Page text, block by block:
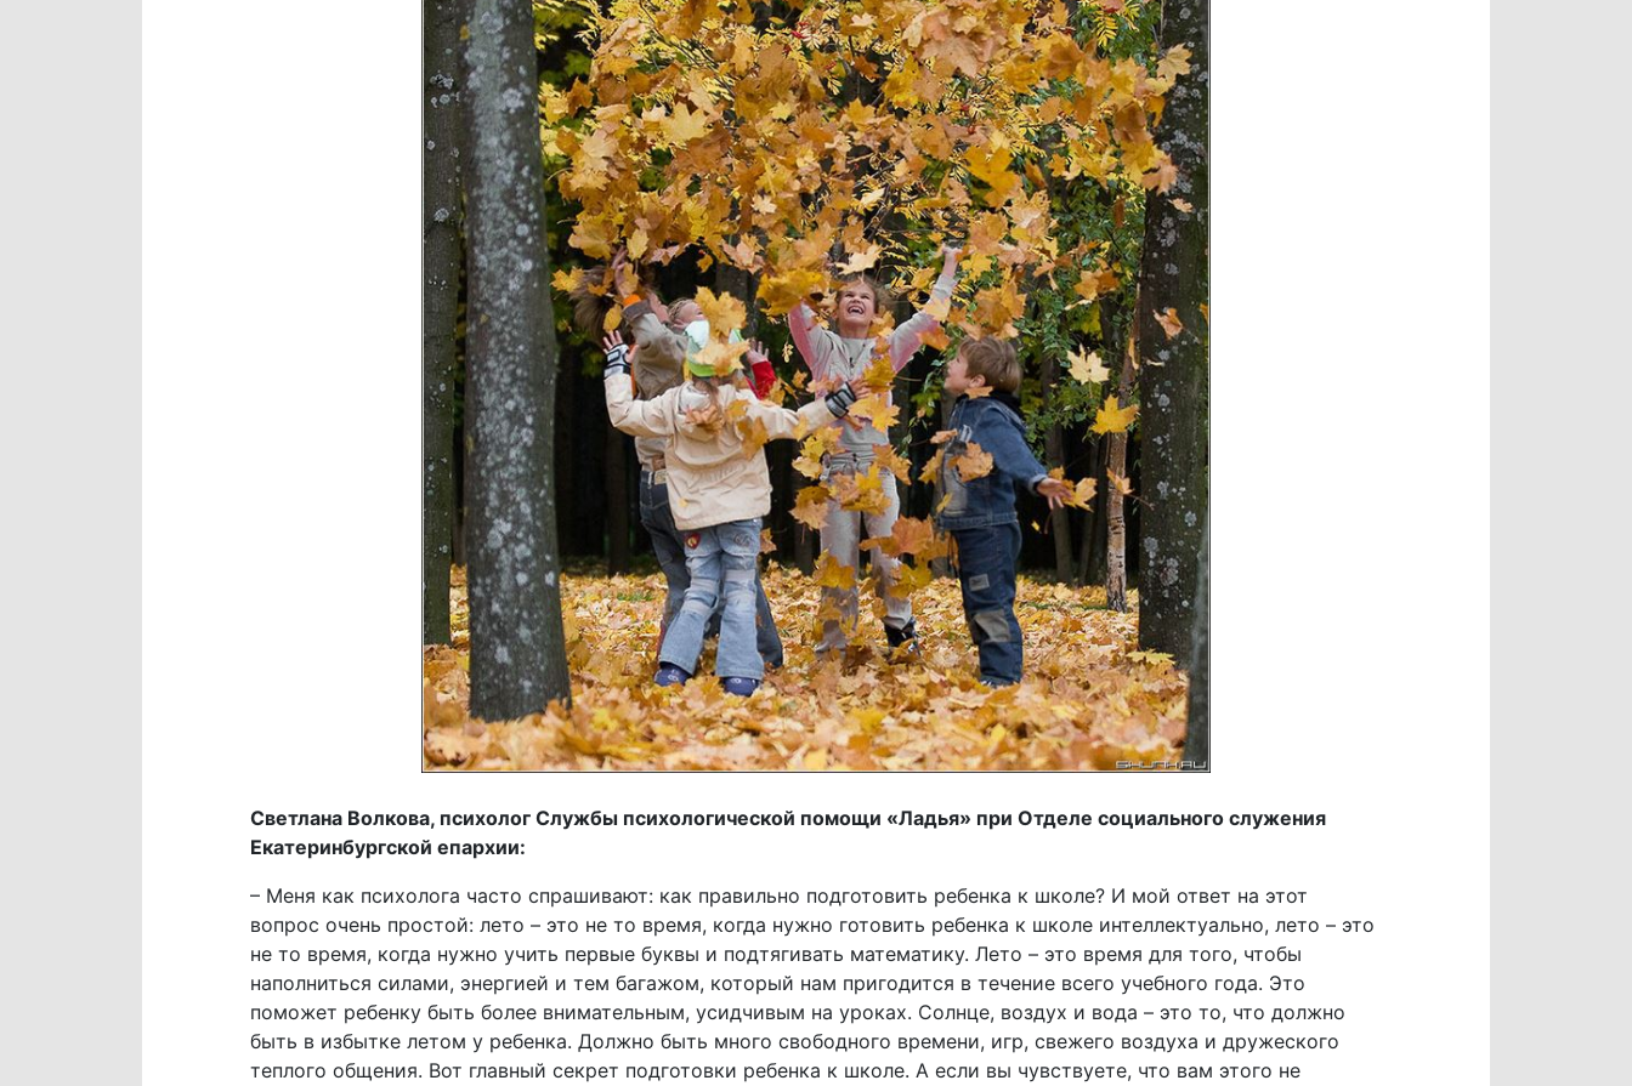
Светлана Волкова, психолог Службы психологической помощи «Ладья» при Отделе социального служения
Екатеринбургской епархии:
– Меня как психолога часто спрашивают: как правильно подготовить ребенка к школе? И мой ответ на этот
вопрос очень простой: лето – это не то время, когда нужно готовить ребенка к школе интеллектуально, лето – это
не то время, когда нужно учить первые буквы и подтягивать математику. Лето – это время для того, чтобы
наполниться силами, энергией и тем багажом, который нам пригодится в течение всего учебного года. Это
поможет ребенку быть более внимательным, усидчивым на уроках. Солнце, воздух и вода – это то, что должно
быть в избытке летом у ребенка. Должно быть много свободного времени, игр, свежего воздуха и дружеского
теплого общения. Вот главный секрет подготовки ребенка к школе. А если вы чувствуете, что вам этого не